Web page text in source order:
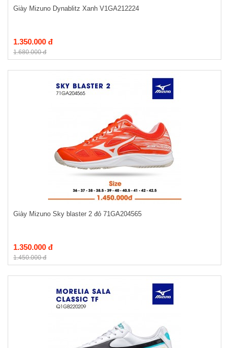
Giày Mizuno Dynablitz Xanh V1GA212224
1.350.000 đ
1.680.000 đ
Giày Mizuno Sky blaster 2 đỏ 71GA204565
1.350.000 đ
1.450.000 đ